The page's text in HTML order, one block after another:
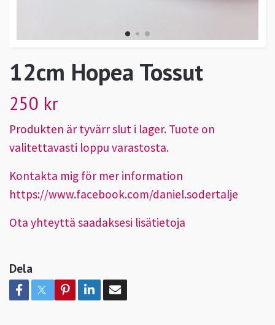
12cm Hopea Tossut
250 kr
Produkten är tyvärr slut i lager. Tuote on
valitettavasti loppu varastosta.
Kontakta mig för mer information
https://www.facebook.com/daniel.sodertalje
Ota yhteyttä saadaksesi lisätietoja
Dela